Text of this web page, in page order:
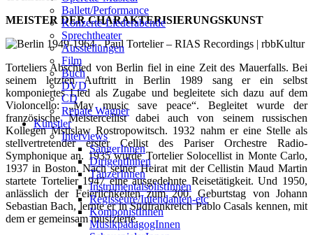
Ballett/Performance
Konzerte-Liederabende
Sprechtheater
Ausstellungen
Film
Buch
DVD
CD
Renate Wagner
Künstler
Interviews
SängerInnen
DirigentInnen
TänzerInnen
InstrumentalsolistInnen
Regisseure/Intendanten-etc
KomponistInnen
MusikpädagogInnen
MEISTER DER CHARAKTERISIERUNGSKUNST
Torteliers Abschied von Berlin fiel in eine Zeit des Mauerfalls. Bei
seinem letzten Auftritt in Berlin 1989 sang er ein selbst
komponiertes Lied als Zugabe und begleitete sich dazu auf dem
Violoncello: „May music save peace“. Begleitet wurde der
französische Meistercellist dabei auch von seinem russischen
Kollegen Mstislaw Rostropowitsch. 1932 nahm er eine Stelle als
stellvertretender erster Cellist des Pariser Orchestre Radio-
Symphonique an. 1935 wurde Tortelier Solocellist in Monte Carlo,
1937 in Boston. Nach seiner Heirat mit der Cellistin Maud Martin
startete Tortelier 1947 eine ausgedehnte Reisetätigkeit. Und 1950,
anlässlich der Feierlichkeiten zum 200. Geburtstag von Johann
Sebastian Bach, lernte er in Südfrankreich Pablo Casals kennen, mit
dem er gemeinsam musizierte.